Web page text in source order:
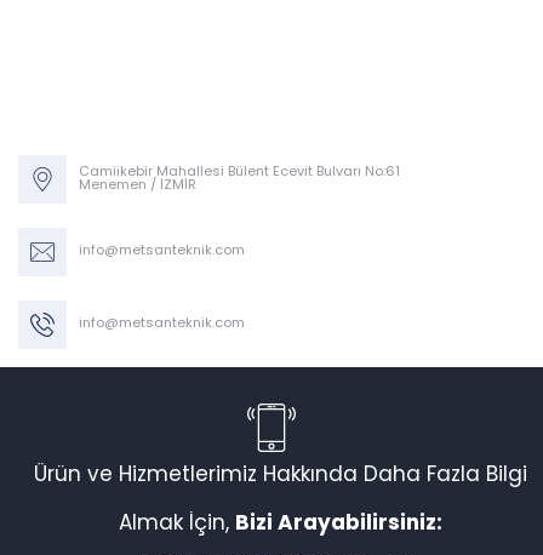
Camiikebir Mahallesi Bülent Ecevit Bulvarı No:61
Menemen / İZMİR
info@metsanteknik.com
info@metsanteknik.com
Ürün ve Hizmetlerimiz Hakkında Daha Fazla Bilgi
Almak İçin, Bizi Arayabilirsiniz: